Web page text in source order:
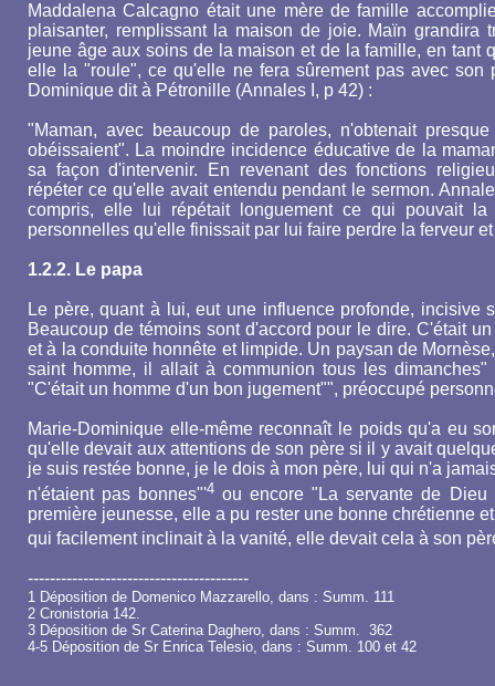
Maddalena Calcagno était une mère de famille
plaisanter, remplissant la maison de joie. Maïn grandira
jeune âge aux soins de la maison et de la famille, en tant
elle la "roule", ce qu'elle ne fera sûrement pas avec son
Dominique dit à Pétronille (Annales I, p 42) :
"Maman, avec beaucoup de paroles, n'obtenait
obéissaient". La moindre incidence éducative de la
sa façon d'intervenir. En revenant des fonctions
répéter ce qu'elle avait entendu pendant le sermon.
compris, elle lui répétait longuement ce qui pouvait la
personnelles qu'elle finissait par lui faire perdre la ferveur
1.2.2. Le papa
Le père, quant à lui, eut une influence profonde, incisive
Beaucoup de témoins sont d'accord pour le dire. C'était
et à la conduite honnête et limpide. Un paysan de
saint homme, il allait à communion tous les
"C'était un homme d'un bon jugement"", préoccupé
Marie-Dominique elle-même reconnaît le poids qu'a eu
qu'elle devait aux attentions de son père si il y avait
je suis restée bonne, je le dois à mon père, lui qui n'a
n'étaient pas bonnes"'4 ou encore "La servante de
première jeunesse, elle a pu rester une bonne chrétienne
qui facilement inclinait à la vanité, elle devait cela à son
----------------------------------------
1 Déposition de Domenico Mazzarello, dans : Summ. 111
2 Cronistoria 142.
3 Déposition de Sr Caterina Daghero, dans : Summ. 362
4-5 Déposition de Sr Enrica Telesio, dans : Summ. 100 et 42